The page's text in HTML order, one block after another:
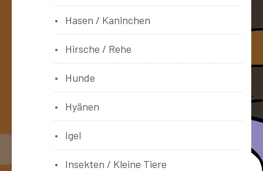
Hasen / Kaninchen
Hirsche / Rehe
Hunde
Hyänen
Igel
Insekten / Kleine Tiere